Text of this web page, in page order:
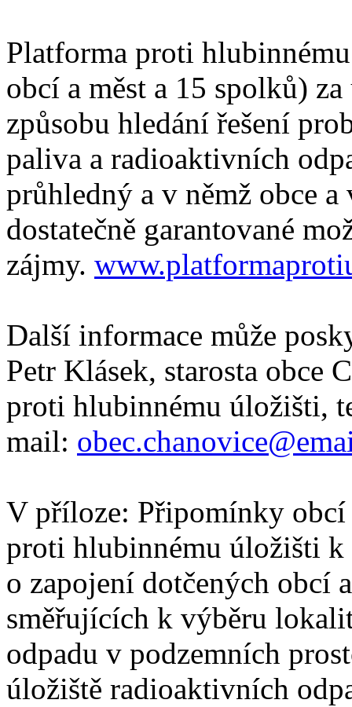
Platforma proti
obcí a měst a 15 spolků)
způsobu hledání řešení
paliva a radioaktivních
průhledný a v němž obce
dostatečně garantované
zájmy.
Další informace může
Petr Klásek, starosta obce
proti hlubinnému úložišti,
mail:
V příloze: Připomínky obcí
proti hlubinnému úložišti k
o zapojení dotčených obcí
směřujících k výběru
odpadu v podzemních
úložiště radioaktivních